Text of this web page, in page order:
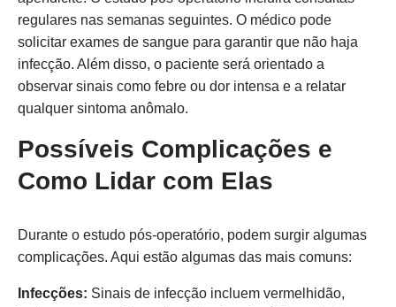
regulares nas semanas seguintes. O médico pode
solicitar exames de sangue para garantir que não haja
infecção. Além disso, o paciente será orientado a
observar sinais como febre ou dor intensa e a relatar
qualquer sintoma anômalo.
Possíveis Complicações e
Como Lidar com Elas
Durante o estudo pós-operatório, podem surgir algumas
complicações. Aqui estão algumas das mais comuns:
Infecções: Sinais de infecção incluem vermelhidão,